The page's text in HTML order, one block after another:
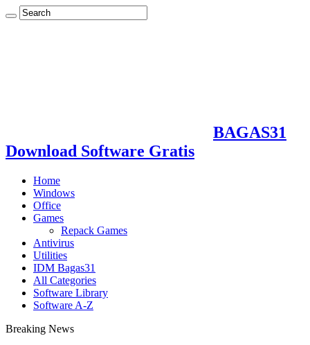
BAGAS31
Download Software Gratis
Home
Windows
Office
Games
Repack Games
Antivirus
Utilities
IDM Bagas31
All Categories
Software Library
Software A-Z
Breaking News